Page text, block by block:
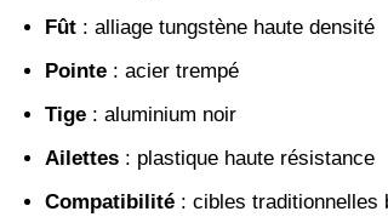
Fût: alliage tungstène haute densité
Pointe: acier trempé
Tige: aluminium noir
Ailettes: plastique haute résistance
Compatibilité: cibles traditionnelles